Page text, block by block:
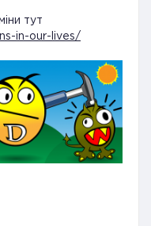
тут
in-our-lives/